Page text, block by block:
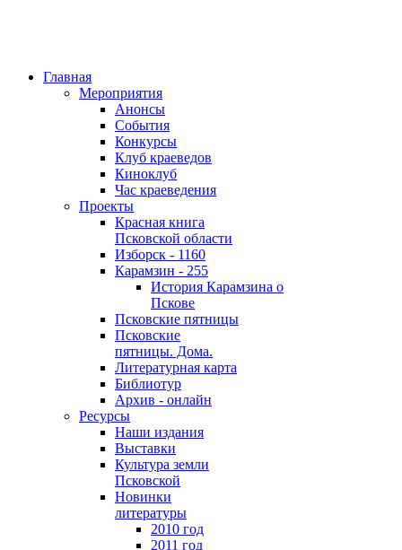
Главная
Мероприятия
Анонсы
События
Конкурсы
Клуб краеведов
Киноклуб
Час краеведения
Проекты
Красная книга
Псковской области
Изборск - 1160
Карамзин - 255
История Карамзина о
Пскове
Псковские пятницы
Псковские
пятницы. Дома.
Литературная карта
Библиотур
Архив - онлайн
Ресурсы
Наши издания
Выставки
Культура земли
Псковской
Новинки
литературы
2010 год
2011 год